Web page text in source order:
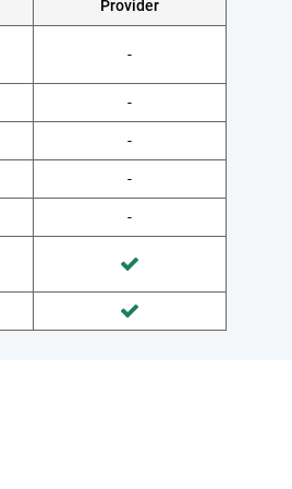
Provider
Wordt niet gedaan door Provider
-
Wordt niet gedaan door Provider
-
Wordt niet gedaan door Provider
-
Wordt niet gedaan door Provider
-
Wordt niet gedaan door Provider
-
BelsimpelWordt gedaan door Provider
BelsimpelWordt gedaan door Provider